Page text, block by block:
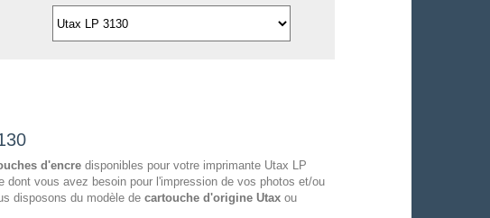
d'encredisponibles pour votre imprimante Utax LP
vous avez besoin pour l'impression de vos photos et/ou
disposons du modèle de cartouche d'origine Utaxou